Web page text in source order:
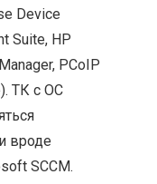
Device
Suite, HP
PCoIP
ТК с ОС
вроде
SCCM.